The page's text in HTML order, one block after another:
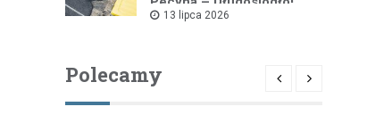
13 lipca 2026
Polecamy